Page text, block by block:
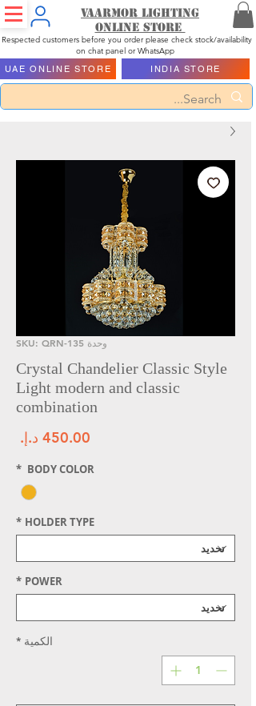
Vaarmor Lighting
ONLINE STORE
Respected customers before you order please check stock/availability
on chat panel or WhatsApp
UAE ONLINE STORE INDIA STORE
وحدة SKU: QRN-135
Crystal Chandelier Classic Style
Light modern and classic
combination
BODY COLOR
*
HOLDER TYPE
*
POWER
*
الكمية *